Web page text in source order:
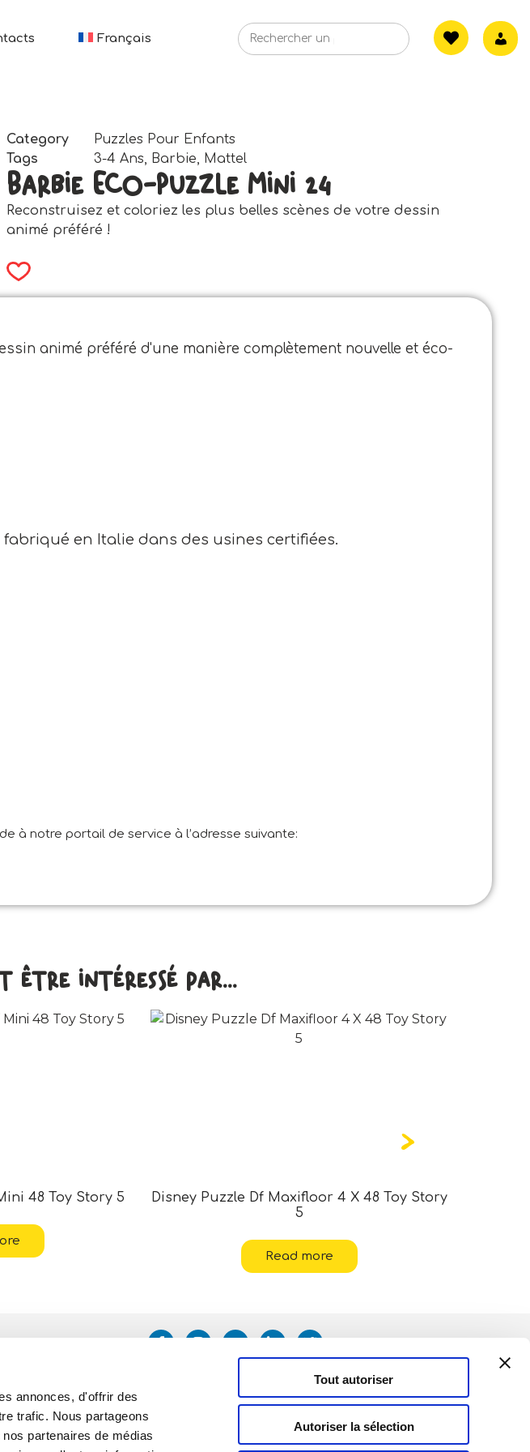
annonces, d'offrir des
trafic. Nous partageons
partenaires de médias
Tout autoriser
Autoriser la sélection
Français
Category
Puzzles Pour Enfants
Tags
3-4 Ans, Barbie, Mattel
Barbie Eco-Puzzle Mini 24
Reconstruisez et coloriez les plus belles scènes de votre dessin
animé préféré !
animé préféré d'une manière complètement nouvelle et éco-
en Italie dans des usines certifiées.
à notre portail de service à l’adresse suivante:
être intéressé par...
48 Toy Story 5
Disney Puzzle Df Maxifloor 4 X 48 Toy Story
5
Read more
et de Cookies